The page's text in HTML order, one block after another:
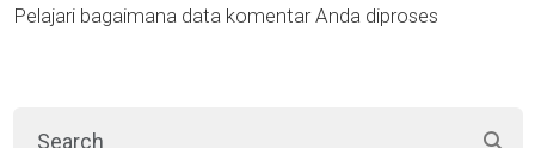
Pelajari bagaimana data komentar Anda diproses